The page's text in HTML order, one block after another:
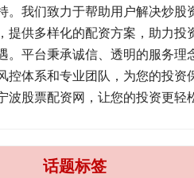
。我们致力于帮助用户解决炒股
提供多样化的配资方案，助力投
。平台秉承诚信、透明的服务理
控体系和专业团队，为您的投资
波股票配资网，让您的投资更轻
话题标签